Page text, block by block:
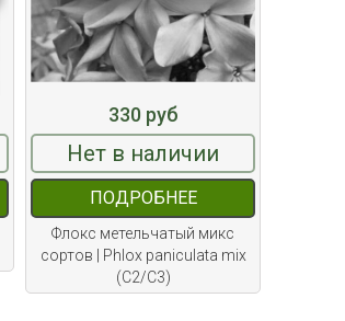
330 руб
Нет в наличии
ПОДРОБНЕЕ
Флокс метельчатый микс
сортов | Phlox paniculata mix
(С2/С3)